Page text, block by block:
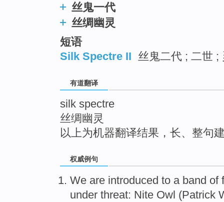
丝鬼一代
丝绸幽灵
短语
Silk Spectre II 丝鬼二代 ; 二世 ;
有道翻译
silk spectre
丝绸幽灵
以上为机器翻译结果，长、整句
权威例句
We are introduced to a band of
under threat: Nite Owl (Patrick